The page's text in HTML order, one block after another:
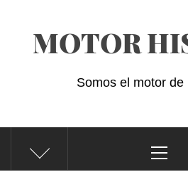
contenidoMOTOR
Somos el motor de